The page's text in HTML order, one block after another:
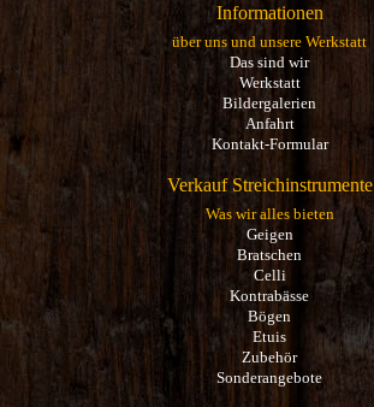
Informationen
über uns und unsere Werkstatt
Das sind wir
Werkstatt
Bildergalerien
Anfahrt
Kontakt-Formular
Verkauf Streichinstrumente
Was wir alles bieten
Geigen
Bratschen
Celli
Kontrabässe
Bögen
Etuis
Zubehör
Sonderangebote